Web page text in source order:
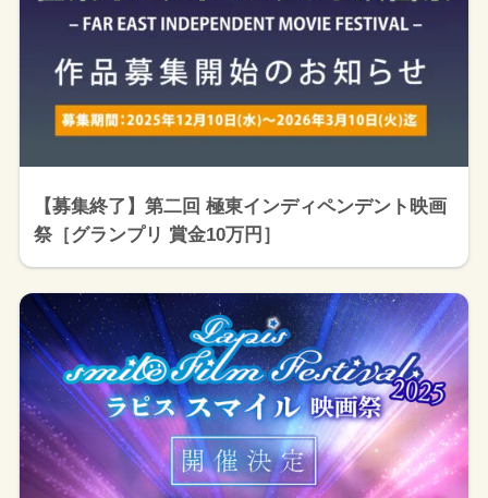
【募集終了】第二回 極東インディペンデント映画
祭［グランプリ 賞金10万円］